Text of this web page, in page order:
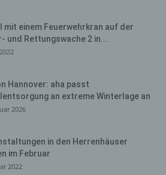
mit einem Feuerwehrkran auf der
und Rettungswache 2 in...
Hannover: aha passt
an extreme Winterlage an
2026
in den Herrenhäuser
im Februar
2022
weiteres Beispiel ist das Cookie
die ein Kunde in den virtuellen
über ein Cookie.
kann die Setzung von Cookies
des genutzten
und damit der Setzung von
Ferner können
andere Softwareprogramme
ist in allen gängigen
Deaktiviert die betroffene